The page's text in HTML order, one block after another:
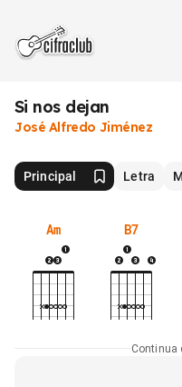
Si nos dejan
José Alfredo Jiménez
Principal Letra
Am B7
Continua